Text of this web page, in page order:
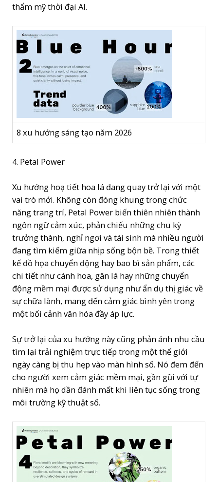
thẩm mỹ thời đại AI.
8 xu hướng sáng tạo năm 2026
4. Petal Power
Xu hướng hoạ tiết hoa lá đang quay trở lại với một
vai trò mới. Không còn đóng khung trong chức
năng trang trí, ​​Petal Power biến thiên nhiên thành
ngôn ngữ cảm xúc, phản chiếu những chu kỳ
trưởng thành, nghỉ ngơi và tái sinh mà nhiều người
đang tìm kiếm giữa nhịp sống bộn bề. Trong thiết
kế đồ họa chuyển động hay bao bì sản phẩm, các
chi tiết như cánh hoa, gân lá hay những chuyển
động mềm mại được sử dụng như ẩn dụ thị giác về
sự chữa lành, mang đến cảm giác bình yên trong
một bối cảnh văn hóa đầy áp lực.
Sự trở lại của xu hướng này cũng phản ánh nhu cầu
tìm lại trải nghiệm trực tiếp trong một thế giới
ngày càng bị thu hẹp vào màn hình số. Nó đem đến
cho người xem cảm giác mềm mại, gần gũi với tự
nhiên mà họ dần đánh mất khi liên tục sống trong
môi trường kỹ thuật số.